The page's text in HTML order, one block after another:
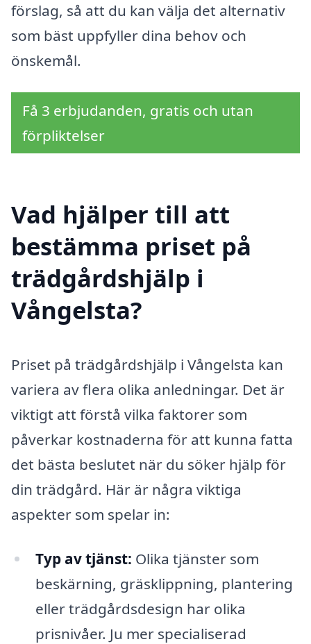
förslag, så att du kan välja det alternativ
som bäst uppfyller dina behov och
önskemål.
Få 3 erbjudanden, gratis och utan
förpliktelser
Vad hjälper till att
bestämma priset på
trädgårdshjälp i
Vångelsta?
Priset på trädgårdshjälp i Vångelsta kan
variera av flera olika anledningar. Det är
viktigt att förstå vilka faktorer som
påverkar kostnaderna för att kunna fatta
det bästa beslutet när du söker hjälp för
din trädgård. Här är några viktiga
aspekter som spelar in:
Typ av tjänst: Olika tjänster som
beskärning, gräsklippning, plantering
eller trädgårdsdesign har olika
prisnivåer. Ju mer specialiserad